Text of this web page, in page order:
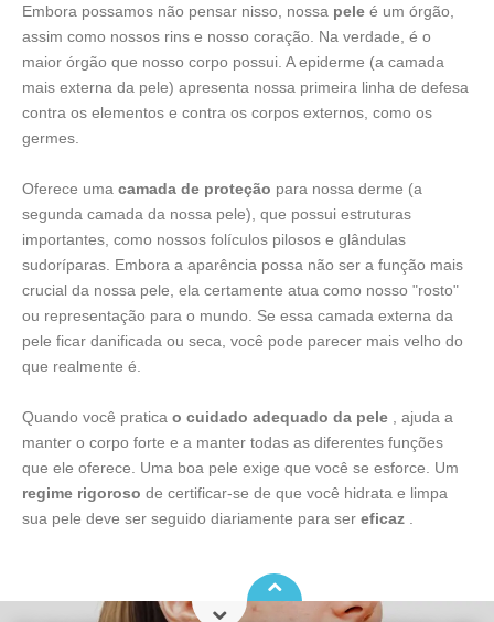
Embora possamos não pensar nisso, nossa pele é um órgão,
assim como nossos rins e nosso coração. Na verdade, é o
maior órgão que nosso corpo possui. A epiderme (a camada
mais externa da pele) apresenta nossa primeira linha de defesa
contra os elementos e contra os corpos externos, como os
germes.
Oferece uma camada de proteção para nossa derme (a
segunda camada da nossa pele), que possui estruturas
importantes, como nossos folículos pilosos e glândulas
sudoríparas. Embora a aparência possa não ser a função mais
crucial da nossa pele, ela certamente atua como nosso "rosto"
ou representação para o mundo. Se essa camada externa da
pele ficar danificada ou seca, você pode parecer mais velho do
que realmente é.
Quando você pratica o cuidado adequado da pele , ajuda a
manter o corpo forte e a manter todas as diferentes funções
que ele oferece. Uma boa pele exige que você se esforce. Um
regime rigoroso de certificar-se de que você hidrata e limpa
sua pele deve ser seguido diariamente para ser eficaz